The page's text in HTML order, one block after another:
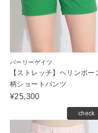
パーリーゲイツ
【ストレッチ】ヘリンボー
柄ショートパンツ
¥25,300
check